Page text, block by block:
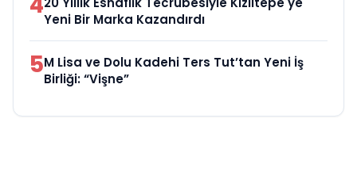
Yeni Bir Marka Kazandırdı
5M Lisa ve Dolu Kadehi Ters Tut’tan Yeni İş
Birliği: “Vişne”